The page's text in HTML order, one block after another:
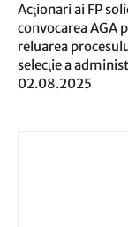
Acţionari ai FP
convocarea AGA
reluarea
selecţie a
02.08.2025